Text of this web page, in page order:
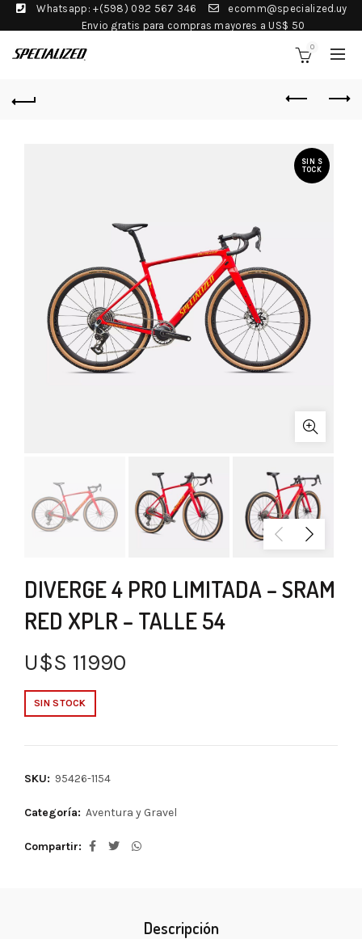
Whatsapp: +(598) 092 567 346
ecomm@specialized.uy
Envio gratis para compras mayores a US$ 50
0
SIN S
TOCK
DIVERGE 4 PRO LIMITADA – SRAM
RED XPLR – TALLE 54
U$S 11990
SIN STOCK
SKU: 95426-1154
Categoría: Aventura y Gravel
Compartir
Descripción